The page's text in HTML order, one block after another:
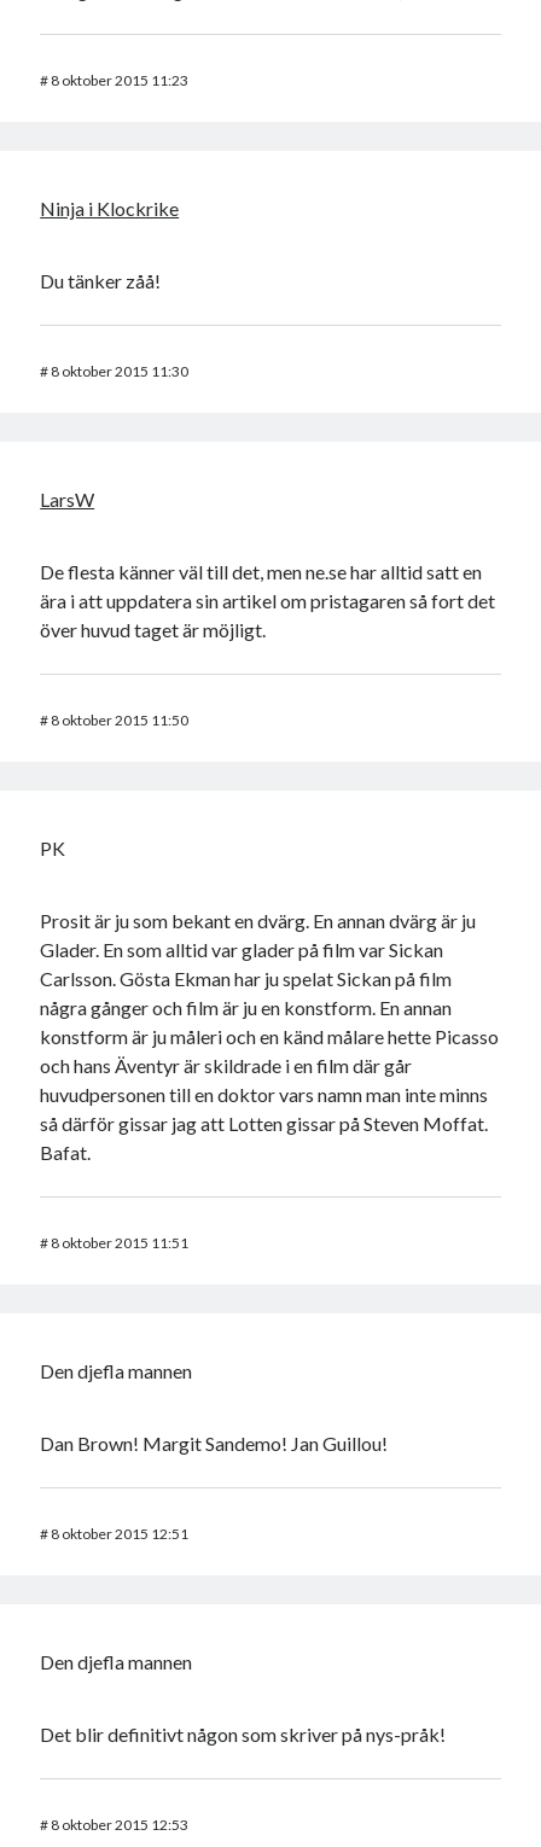
# 8 oktober 2015 11:23
Ninja i Klockrike
Du tänker zåå!
# 8 oktober 2015 11:30
LarsW
De flesta känner väl till det, men ne.se har alltid satt en
ära i att uppdatera sin artikel om pristagaren så fort det
över huvud taget är möjligt.
# 8 oktober 2015 11:50
PK
Prosit är ju som bekant en dvärg. En annan dvärg är ju
Glader. En som alltid var glader på film var Sickan
Carlsson. Gösta Ekman har ju spelat Sickan på film
några gånger och film är ju en konstform. En annan
konstform är ju måleri och en känd målare hette Picasso
och hans Äventyr är skildrade i en film där går
huvudpersonen till en doktor vars namn man inte minns
så därför gissar jag att Lotten gissar på Steven Moffat.
Bafat.
# 8 oktober 2015 11:51
Den djefla mannen
Dan Brown! Margit Sandemo! Jan Guillou!
# 8 oktober 2015 12:51
Den djefla mannen
Det blir definitivt någon som skriver på nys-pråk!
# 8 oktober 2015 12:53